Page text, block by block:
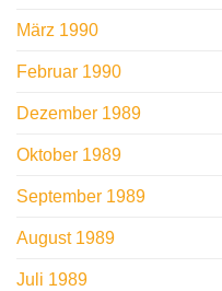
März 1990
Februar 1990
Dezember 1989
Oktober 1989
September 1989
August 1989
Juli 1989